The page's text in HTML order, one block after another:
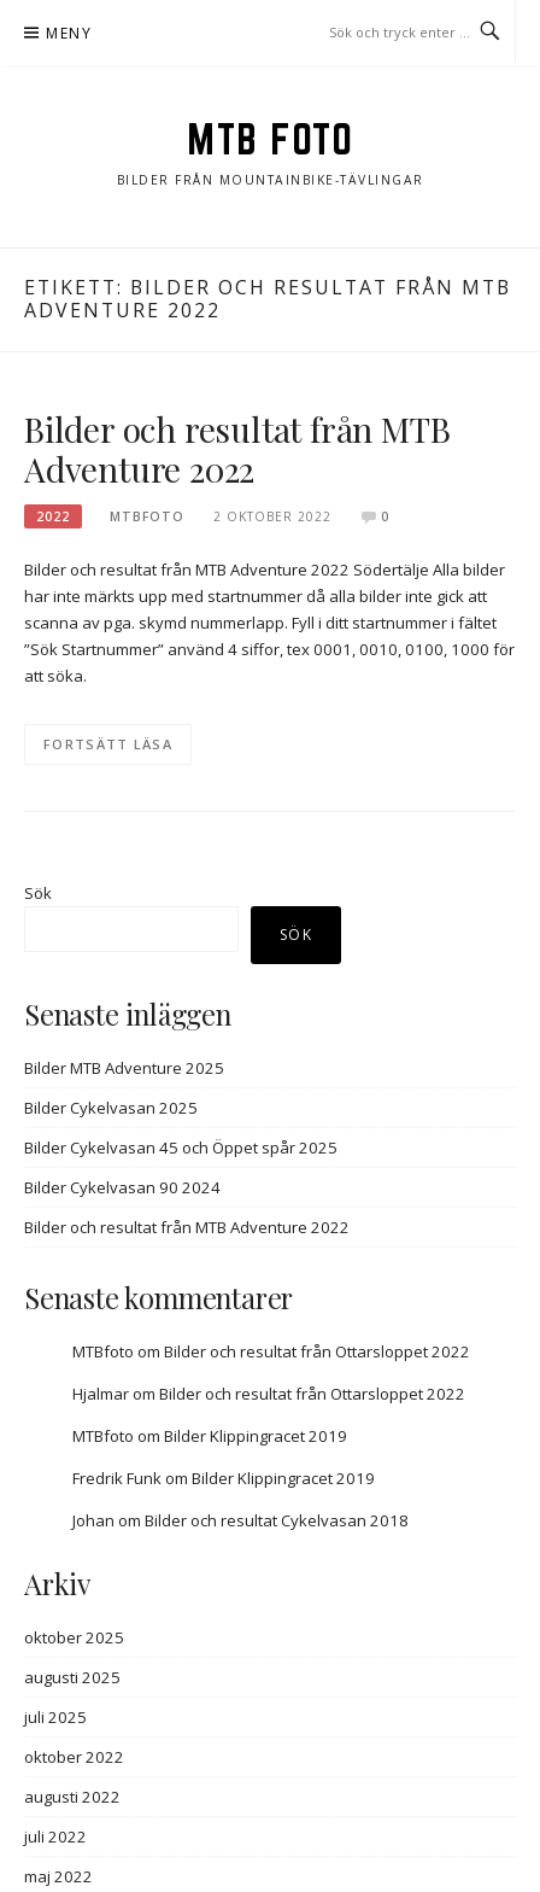
MENY
MTB FOTO
BILDER FRÅN MOUNTAINBIKE-TÄVLINGAR
ETIKETT: BILDER OCH RESULTAT FRÅN MTB
ADVENTURE 2022
Bilder och resultat från MTB
Adventure 2022
2022 MTBFOTO 2 OKTOBER 2022 0
Bilder och resultat från MTB Adventure 2022 Södertälje Alla bilder
har inte märkts upp med startnummer då alla bilder inte gick att
scanna av pga. skymd nummerlapp. Fyll i ditt startnummer i fältet
”Sök Startnummer” använd 4 siffor, tex 0001, 0010, 0100, 1000 för
att söka.
FORTSÄTT LÄSA
Sök
SÖK
Senaste inläggen
Bilder MTB Adventure 2025
Bilder Cykelvasan 2025
Bilder Cykelvasan 45 och Öppet spår 2025
Bilder Cykelvasan 90 2024
Bilder och resultat från MTB Adventure 2022
Senaste kommentarer
MTBfoto om Bilder och resultat från Ottarsloppet 2022
Hjalmarom Bilder och resultat från Ottarsloppet 2022
MTBfoto om Bilder Klippingracet 2019
Fredrik Funkom Bilder Klippingracet 2019
Johan om Bilder och resultat Cykelvasan 2018
Arkiv
oktober 2025
augusti 2025
juli 2025
oktober 2022
augusti 2022
juli 2022
maj 2022